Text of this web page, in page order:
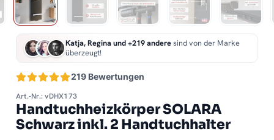
219 Bewertungen
Katja, Regina und +219 anderesind von der Marke
überzeugt!
Art.-Nr.: vDHX173
Handtuchheizkörper SOLARA
Schwarz inkl. 2 Handtuchhalter